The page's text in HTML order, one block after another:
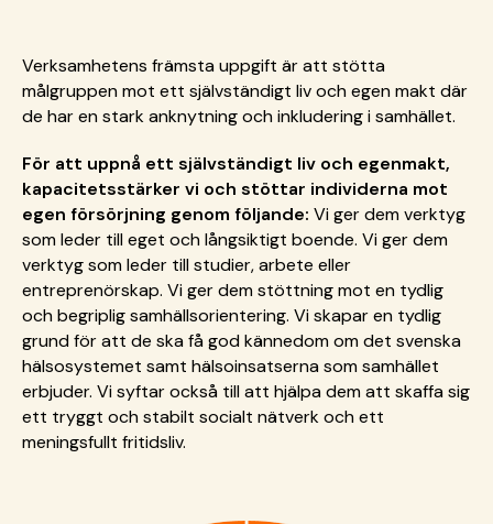
Verksamhetens främsta uppgift är att stötta
målgruppen mot ett självständigt liv och egen makt där
de har en stark anknytning och inkludering i samhället.
För att uppnå ett självständigt liv och egenmakt,
kapacitetsstärker vi och stöttar individerna mot
egen försörjning genom följande: Vi ger dem verktyg
som leder till eget och långsiktigt boende. Vi ger dem
verktyg som leder till studier, arbete eller
entreprenörskap. Vi ger dem stöttning mot en tydlig
och begriplig samhällsorientering. Vi skapar en tydlig
grund för att de ska få god kännedom om det svenska
hälsosystemet samt hälsoinsatserna som samhället
erbjuder. Vi syftar också till att hjälpa dem att skaffa sig
ett tryggt och stabilt socialt nätverk och ett
meningsfullt fritidsliv.